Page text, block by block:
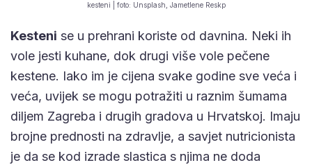
kesteni | foto: Unsplash, Jametlene Reskp
Kesteni se u prehrani koriste od davnina. Neki ih
vole jesti kuhane, dok drugi više vole pečene
kestene. Iako im je cijena svake godine sve veća i
veća, uvijek se mogu potražiti u raznim šumama
diljem Zagreba i drugih gradova u Hrvatskoj. Imaju
brojne prednosti na zdravlje, a savjet nutricionista
je da se kod izrade slastica s njima ne doda